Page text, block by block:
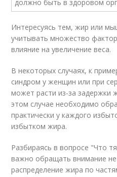
Интересуясь тем, жир или
учитывать множество
влияние на увеличение веса.
В некоторых случаях, к
синдром у женщин или при
может расти из-за задержки
этом случае необходимо
практически у каждого
избытком жира.
Разбираясь в вопросе "Что
важно обращать внимание
распределение жира по